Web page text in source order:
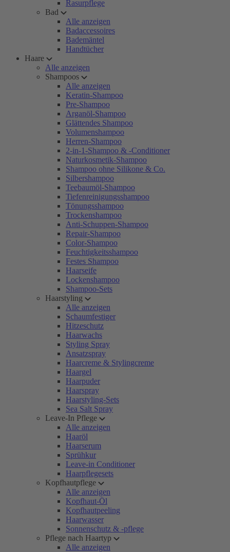
Rasurpflege
Bad
Alle anzeigen
Badaccessoires
Bademäntel
Handtücher
Haare
Alle anzeigen
Shampoos
Alle anzeigen
Keratin-Shampoo
Pre-Shampoo
Arganöl-Shampoo
Glättendes Shampoo
Volumenshampoo
Herren-Shampoo
2-in-1-Shampoo & -Conditioner
Naturkosmetik-Shampoo
Shampoo ohne Silikone & Co.
Silbershampoo
Teebaumöl-Shampoo
Tiefenreinigungsshampoo
Tönungsshampoo
Trockenshampoo
Anti-Schuppen-Shampoo
Repair-Shampoo
Color-Shampoo
Feuchtigkeitsshampoo
Festes Shampoo
Haarseife
Lockenshampoo
Shampoo-Sets
Haarstyling
Alle anzeigen
Schaumfestiger
Hitzeschutz
Haarwachs
Styling Spray
Ansatzspray
Haarcreme & Stylingcreme
Haargel
Haarpuder
Haarspray
Haarstyling-Sets
Sea Salt Spray
Leave-In Pflege
Alle anzeigen
Haaröl
Haarserum
Sprühkur
Leave-in Conditioner
Haarpflegesets
Kopfhautpflege
Alle anzeigen
Kopfhaut-Öl
Kopfhautpeeling
Haarwasser
Sonnenschutz & -pflege
Pflege nach Haartyp
Alle anzeigen